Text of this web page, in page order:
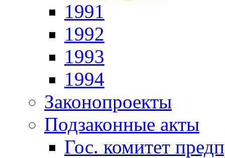
1991
1992
1993
1994
Законопроекты
Подзаконные акты
Гос. комитет